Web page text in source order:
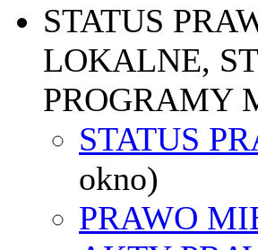
STATUS
LOKALNE,
PROGRAMY
STATUS
okno)
PRAWO